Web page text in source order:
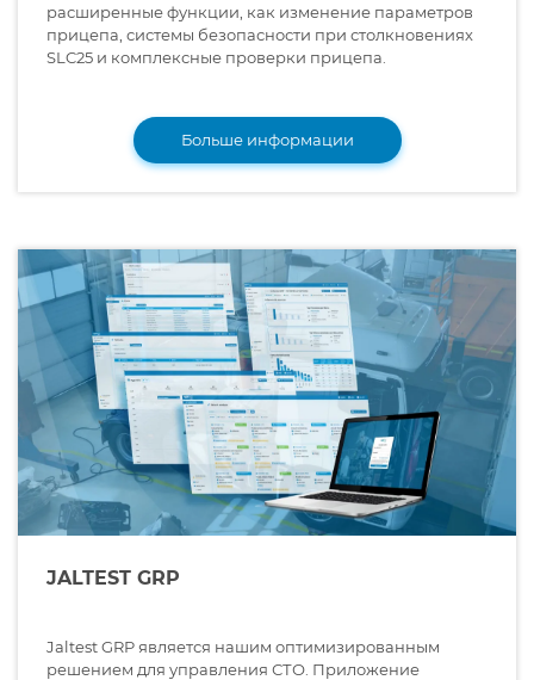
расширенные функции, как изменение параметров
прицепа, системы безопасности при столкновениях
SLC25 и комплексные проверки прицепа.
Больше информации
JALTEST GRP
Jaltest GRP является нашим оптимизированным
решением для управления СТО. Приложение